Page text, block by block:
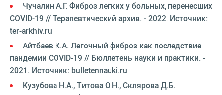
Чучалин А.Г. Фиброз легких у больных, перенесших
COVID-19 // Терапевтический архив. - 2022. Источник:
ter-arkhiv.ru
Айтбаев К.А. Легочный фиброз как последствие
пандемии COVID-19 // Бюллетень науки и практики. -
2021. Источник: bulletennauki.ru
Kузубовa Н.А., Tитовa O.Н., Склярова Д.Б.